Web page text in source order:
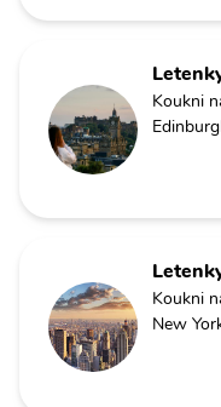
Koukni
Koukni
New